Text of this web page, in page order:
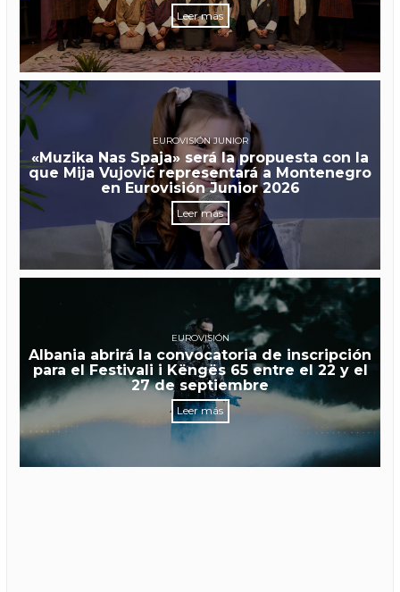
Leer más
EUROVISIÓN JUNIOR
«Muzika Nas Spaja» será la propuesta con la
que Mija Vujović representará a Montenegro
en Eurovisión Junior 2026
Leer más
EUROVISIÓN
Albania abrirá la convocatoria de inscripción
para el Festivali i Këngës 65 entre el 22 y el
27 de septiembre
Leer más